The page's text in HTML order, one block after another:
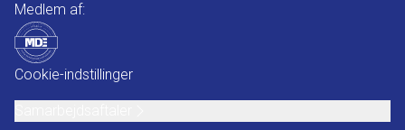
Medlem af:
Cookie-indstillinger